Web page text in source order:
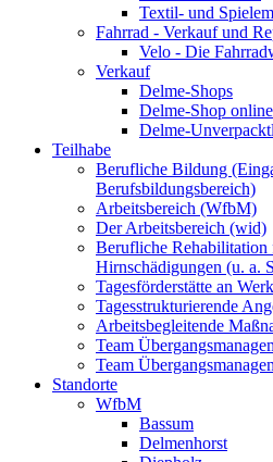
Textil- und
Fahrrad - Verkauf und
Velo - Die
Verkauf
Delme-Shops
Delme-Shop online
Delme-
Teilhabe
Berufliche Bildung
Berufsbildungsbereich)
Arbeitsbereich (WfbM)
Der Arbeitsbereich (wid)
Berufliche Rehabilitation
Hirnschädigungen (u. a.
Tagesförderstätte an
Tagesstrukturierende
Arbeitsbegleitende
Team
Team
Standorte
WfbM
Bassum
Delmenhorst